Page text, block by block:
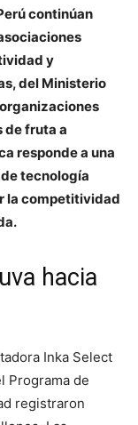
continúan
y
del Ministerio
de fruta a
responde a una
tecnología
la competitividad
hacia
Inka Select
Programa de
registraron